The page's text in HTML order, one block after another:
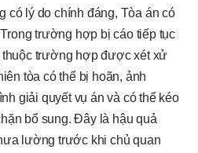
có lý do chính đáng, Tòa án có
trường hợp bị cáo tiếp tục
thuộc trường hợp được xét xử
tòa có thể bị hoãn, ảnh
giải quyết vụ án và có thể kéo
bổ sung. Đây là hậu quả
lường trước khi chủ quan